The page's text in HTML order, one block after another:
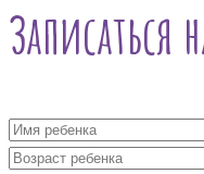
Записаться